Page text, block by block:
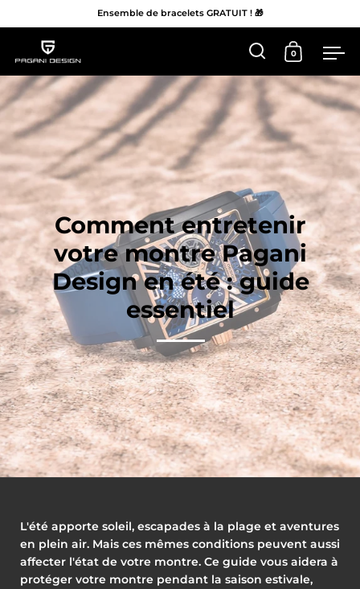
Aller au contenu
Ensemble de bracelets GRATUIT ! 🎁
OuvrirOuvrir le
0
Comment entretenir
votre montre Pagani
Design en été : guide
essentiel
L'été apporte soleil, escapades à la plage et aventures
en plein air. Mais ces mêmes conditions peuvent aussi
affecter l'état de votre montre. Ce guide vous aidera à
protéger votre montre pendant la saison estivale,